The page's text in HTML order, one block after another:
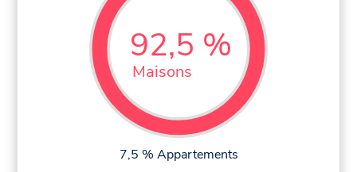
92,5 %
Maisons
7,5 % Appartements